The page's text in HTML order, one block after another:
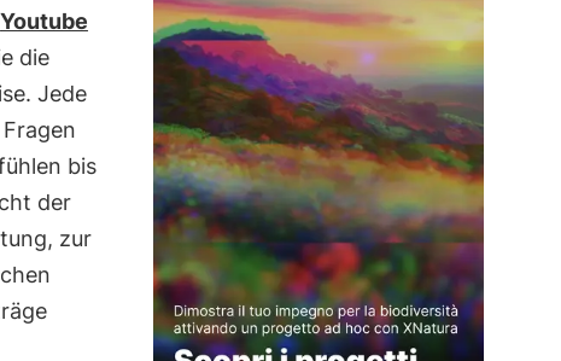
Youtube
die
Jede
bis
der
zur